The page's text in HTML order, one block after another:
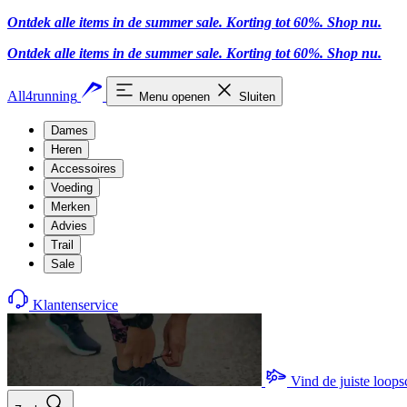
Ontdek alle items in de summer sale. Korting tot 60%. Shop nu.
Ontdek alle items in de summer sale. Korting tot 60%. Shop nu.
All4running Menu openen Sluiten
Dames
Heren
Accessoires
Voeding
Merken
Advies
Trail
Sale
Klantenservice
Vind de juiste